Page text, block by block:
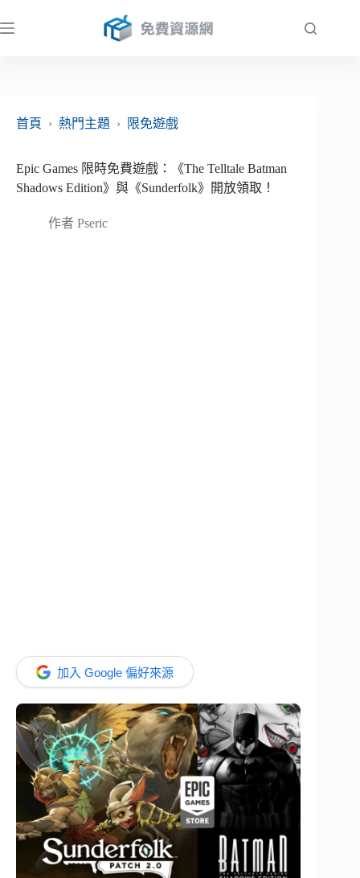
至
首頁
› 熱門主題 › 限免遊戲
Epic Games 限時免費遊戲：《The Telltale Batman
Shadows Edition》與《Sunderfolk》開放領取！
作者 Pseric
加入 Google 偏好來源